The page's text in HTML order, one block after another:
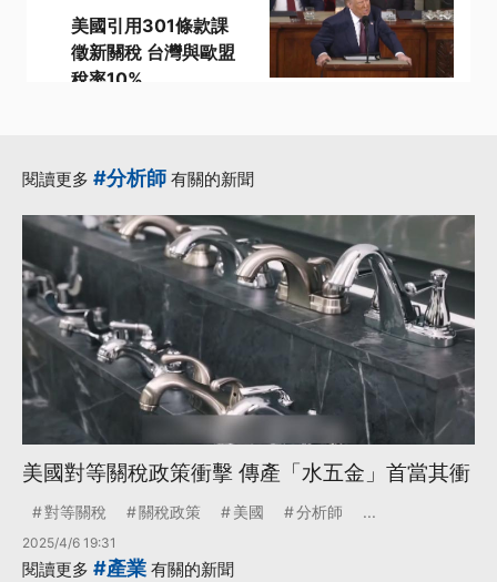
美國引用301條款課
徵新關稅 台灣與歐盟
稅率10%
閱讀更多 #分析師 有關的新聞
美國對等關稅政策衝擊 傳產「水五金」首當其衝
對等關稅 關稅政策 美國 分析師 ...
2025/4/6 19:31
閱讀更多 #產業 有關的新聞